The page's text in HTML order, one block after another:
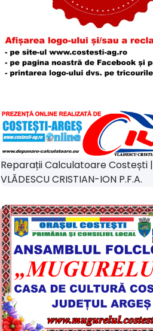
Reparații Calculatoare Costești |
VLĂDESCU CRISTIAN-ION P.F.A.